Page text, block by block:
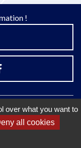
!
over what you want to
all cookies